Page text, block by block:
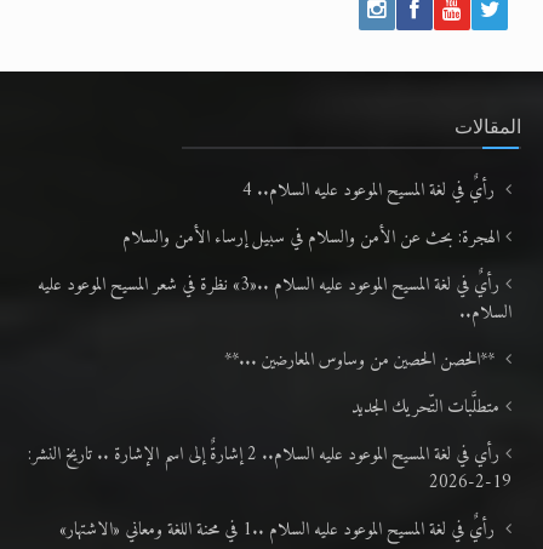
المقالات
رأيٌ في لغة المسيح الموعود عليه السلام.. 4
الهجرة: بحث عن الأمن والسلام في سبيل إرساء الأمن والسلام
رأيٌ في لغة المسيح الموعود عليه السلام ..«3» نظرة في شعر المسيح الموعود عليه
السلام..
**الحصن الحصين من وساوس المعارضين ...**
متطلَّبات التّحريك الجديد
رأي في لغة المسيح الموعود عليه السلام.. 2 إشارةٌ إلى اسم الإشارة .. تاريخ النشر:
19-2-2026
رأيٌ في لغة المسيح الموعود عليه السلام ..1 في محنة اللغة ومعاني «الاشتهار»